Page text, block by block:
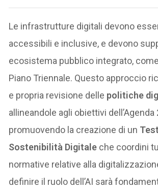
Le infrastrutture digitali devono
accessibili e inclusive, e devono
ecosistema pubblico integrato,
Piano Triennale. Questo approccio
e propria revisione delle politiche
allineandole agli obiettivi dell’Agenda
promuovendo la creazione di un
Sostenibilità Digitale che coordini
normative relative alla
definire il ruolo dell’AI sarà